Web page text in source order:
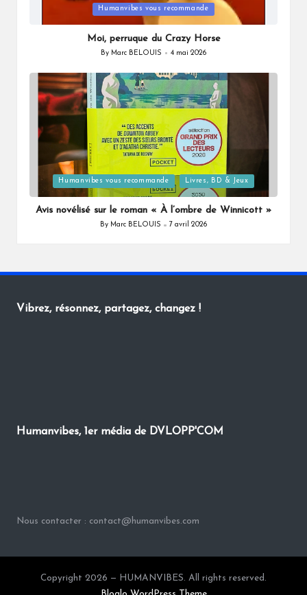
in
Humanvibes vous recommande
Moi, perruque du Crazy Horse
Posted
By Marc BELOUIS 4 mai 2026
Posted
in
Humanvibes vous recommande Livres, BD & Jeux
Avis novélisé sur le roman « À l’ombre de Winnicott »
Posted
By Marc BELOUIS 7 avril 2026
Vibrez, résonnez, partagez, changez !
Humanvibes, 1er média de DVLOPP'COM
Nous contacter : contact@humanvibes.com
Copyright 2026 — HUMANVIBES. All rights reserved.